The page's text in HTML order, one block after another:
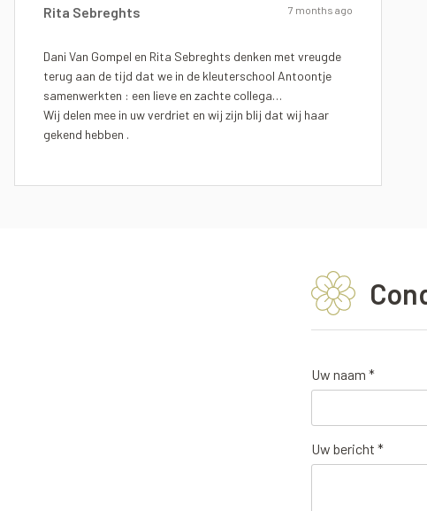
Rita Sebreghts 7 months ago
Dani Van Gompel en Rita Sebreghts denken met vreugde
terug aan de tijd dat we in de kleuterschool Antoontje
samenwerkten : een lieve en zachte collega…
Wij delen mee in uw verdriet en wij zijn blij dat wij haar
gekend hebben .
Uw naam *
Uw bericht *